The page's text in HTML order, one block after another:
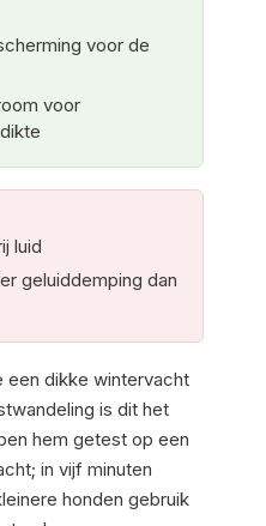
voor de
voor
luid
geluiddemping dan
een dikke wintervacht
is dit het
hem getest op een
in vijf minuten
honden gebruik